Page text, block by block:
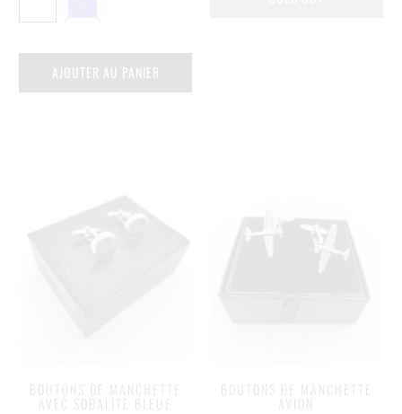
AJOUTER AU PANIER
BOUTONS DE MANCHETTE
AVEC SODALITE BLEUE
BOUTONS DE MANCHETTE
AVION